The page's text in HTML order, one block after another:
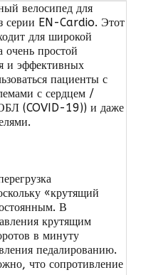
велосипед для
серии EN-Cardio. Этот
для широкой
очень простой
и эффективных
пациенты с
с сердцем /
(COVID-19)) и даже
«крутящий
В
крутящим
в минуту
педалированию.
что сопротивление